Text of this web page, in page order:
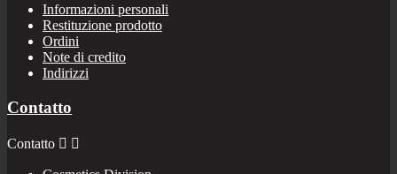
Informazioni personali
Restituzione prodotto
Ordini
Note di credito
Indirizzi
Contatto
Contatto  